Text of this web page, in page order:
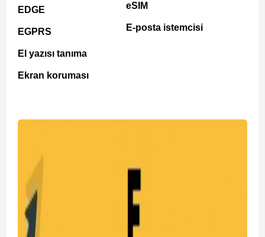
EDGE
EGPRS
El yazısı tanıma
Ekran koruması
eSIM
E-posta istemcisi